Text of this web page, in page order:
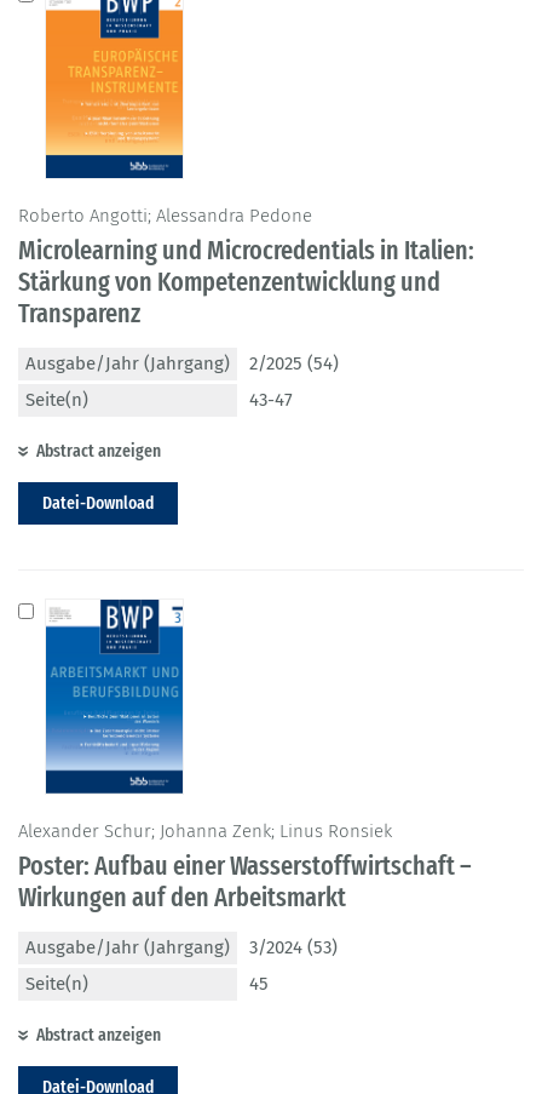
Roberto Angotti; Alessandra Pedone
Microlearning und Microcredentials in Italien:
Stärkung von Kompetenzentwicklung und
Transparenz
Ausgabe/Jahr (Jahrgang)
2/2025 (54)
Seite(n)
43-47
Abstract anzeigen
Datei-Download
Alexander Schur; Johanna Zenk; Linus Ronsiek
Poster: Aufbau einer Wasserstoffwirtschaft –
Wirkungen auf den Arbeitsmarkt
Ausgabe/Jahr (Jahrgang)
3/2024 (53)
Seite(n)
45
Abstract anzeigen
Datei-Download